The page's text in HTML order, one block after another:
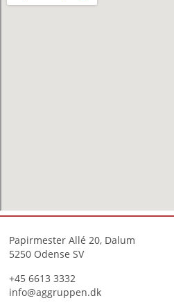
Papirmester Allé 20, Dalum
5250 Odense SV
+45 6613 3332
info@aggruppen.dk